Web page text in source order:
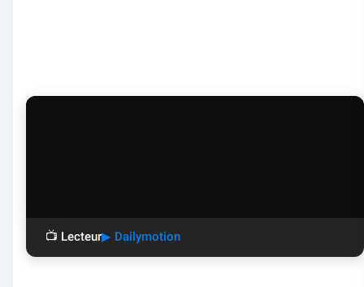
📺 Lecteur▶ Dailymotion